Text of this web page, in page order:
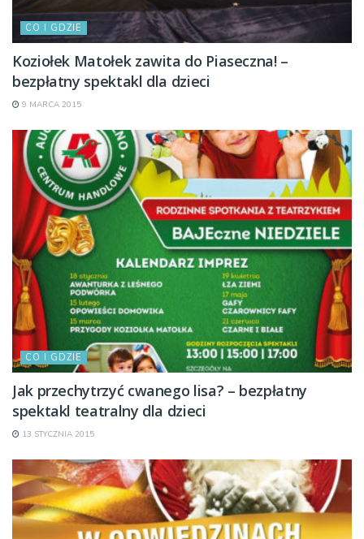
CO I GDZIE
Koziołek Matołek zawita do Piaseczna! –
bezpłatny spektakl dla dzieci
9 MARCA 2015
CO I GDZIE
Jak przechytrzyć cwanego lisa? – bezpłatny
spektakl teatralny dla dzieci
13 STYCZNIA 2015